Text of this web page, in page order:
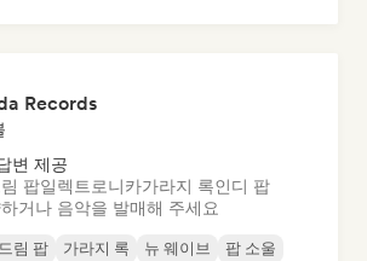
Records
변 제공
팝일렉트로니카가라지 록인디 팝
거나 음악을 발매해 주세요
드림 팝 가라지 록 뉴 웨이브
팝 소울